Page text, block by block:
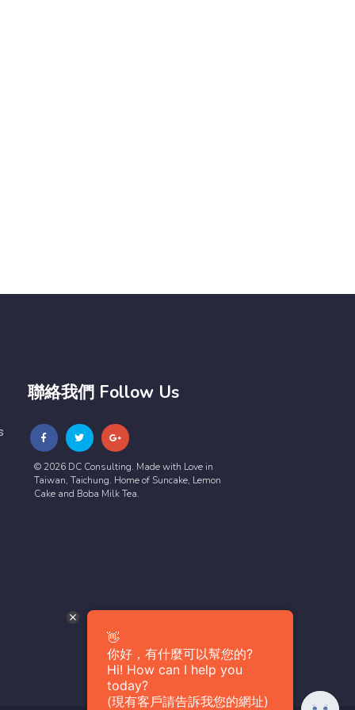
聯絡我們 Follow Us
© 2026 DC Consulting. Made with Love in
Taiwan, Taichung. Home of Suncake, Lemon
Cake and Boba Milk Tea.
👋
你好，有什麼可以幫您的?
Hi! How can I help you
today?
(現有客戶請告訴我您的網址)